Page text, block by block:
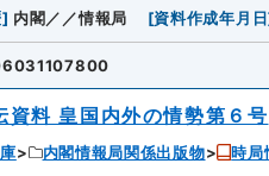
] 内閣／／情報局 [資料作成年月日
資料 皇国内外の情勢第６号
内閣情報局関係出版物
時局